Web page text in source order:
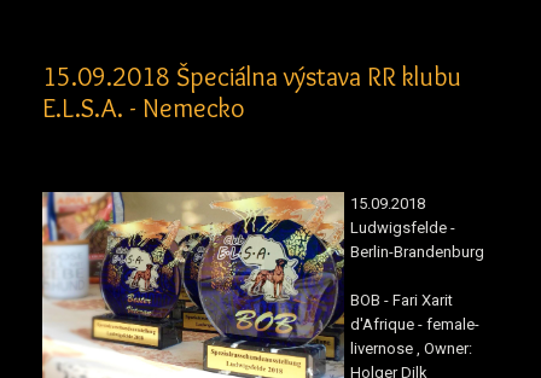
15.09.2018 Špeciálna výstava RR klubu
E.L.S.A. - Nemecko
15.09.2018
Ludwigsfelde -
Berlin-Brandenburg
BOB - Fari Xarit
d'Afrique - female-
livernose , Owner:
Holger Dilk